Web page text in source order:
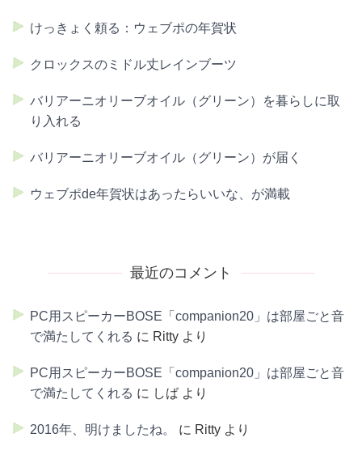
けっきょく頼る：ウェブポの年賀状
クロックスのミドル丈レインブーツ
バリアーニオリーブオイル（グリーン）を暮らしに取
り入れる
バリアーニオリーブオイル（グリーン）が届く
ウェブポde年賀状はあったらいいな、が満載
最近のコメント
PC用スピーカーBOSE「companion20」は部屋ごと音
で満たしてくれる に Ritty より
PC用スピーカーBOSE「companion20」は部屋ごと音
で満たしてくれる に しば より
2016年、明けましたね。 に Ritty より